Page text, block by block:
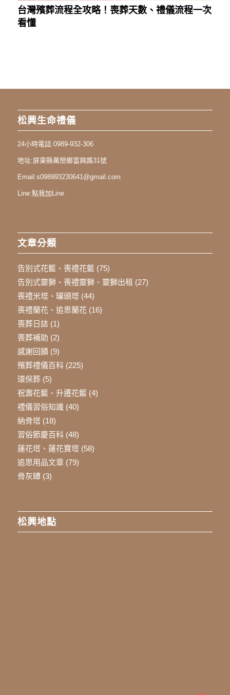
台灣殯葬流程全攻略！喪葬天數、禮儀流程一次
看懂
松興生命禮儀
24小時電話:0989-932-306
地址:屏東縣萬巒鄉富興路31號
Email:s098993230641@gmail.com
Line:點我加Line
文章分類
告別式花籃、喪禮花籃(75)
告別式靈獅、喪禮靈獅、靈獅出租 (27)
喪禮米塔、罐頭塔(44)
喪禮蘭花、追思蘭花(16)
喪葬日誌(1)
喪葬補助 (2)
感謝回饋(9)
殯葬禮儀百科(225)
環保葬(5)
祝壽花籃、升遷花籃(4)
禮儀習俗知識(40)
納骨塔(18)
習俗節慶百科(48)
蓮花塔、蓮花寶塔(58)
追思用品文章(79)
骨灰罈(3)
松興地點